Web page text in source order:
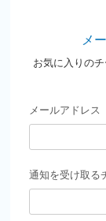
メ
お気に入りの
メールアドレス
通知を受け取る